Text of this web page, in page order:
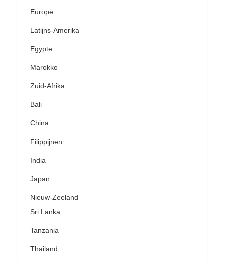
Europe
Latijns-Amerika
Egypte
Marokko
Zuid-Afrika
Bali
China
Filippijnen
India
Japan
Nieuw-Zeeland
Sri Lanka
Tanzania
Thailand